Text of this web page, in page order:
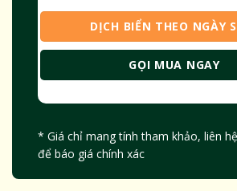
DỊCH BIỂN THEO NGÀY
GỌI MUA NGAY
* Giá chỉ mang tính tham khảo, liên
để báo giá chính xác